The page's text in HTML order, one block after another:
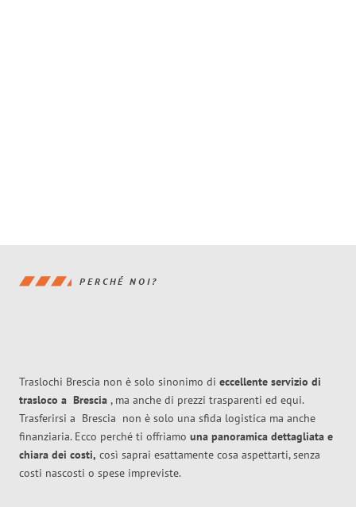
PERCHÉ NOI?
Traslochi Brescia non è solo sinonimo di eccellente servizio di
trasloco a Brescia , ma anche di prezzi trasparenti ed equi.
Trasferirsi a Brescia non è solo una sfida logistica ma anche
finanziaria. Ecco perché ti offriamo una panoramica dettagliata e
chiara dei costi, così saprai esattamente cosa aspettarti, senza
costi nascosti o spese impreviste.